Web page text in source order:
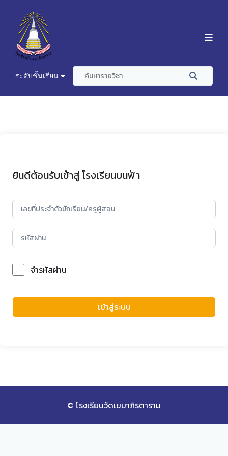
ระดับชั้นเรียน
ยินดีต้อนรับเข้าสู่ โรงเรียนบนฟ้า
จำรหัสผ่าน
เข้าสู่ระบบ
© โรงเรียนวัดเขมาภิรตาราม